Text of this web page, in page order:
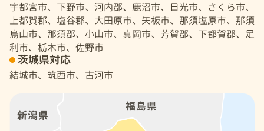
宇都宮市、下野市、河内郡、鹿沼市、日光市、さくら市、
上都賀郡、塩谷郡、大田原市、矢板市、那須塩原市、那須
烏山市、那須郡、小山市、真岡市、芳賀郡、下都賀郡、足
利市、栃木市、佐野市
茨城県対応
結城市、筑西市、古河市